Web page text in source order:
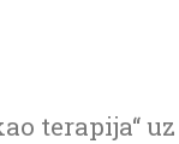
terapija“